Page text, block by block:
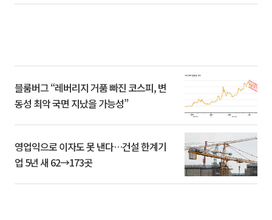
블룸버그 “레버리지 거품 빠진 코스피, 변
동성 최악 국면 지났을 가능성”
영업익으로 이자도 못 낸다…건설 한계기
업 5년 새 62→173곳